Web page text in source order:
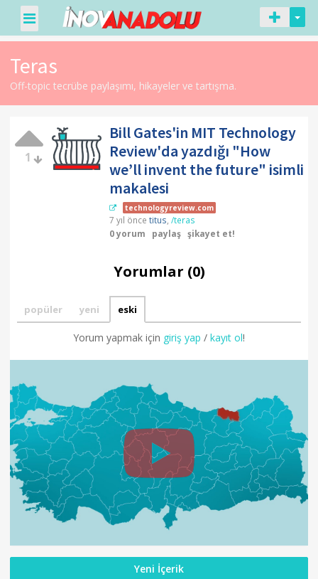
Teras
Off-topic tecrübe paylaşımı, hikayeler ve tartışma.
1
Bill Gates'in MIT Technology
Review'da yazdığı "How
we’ll invent the future" isimli
makalesi
technologyreview.com
7 yıl önce titus /teras
0 yorum
paylaş şikayet et!
Yorumlar (0)
popüler yeni eski
Yorum yapmak için giriş yap / kayıt ol!
Yeni İçerik